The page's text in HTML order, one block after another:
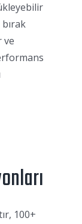
ve
100+